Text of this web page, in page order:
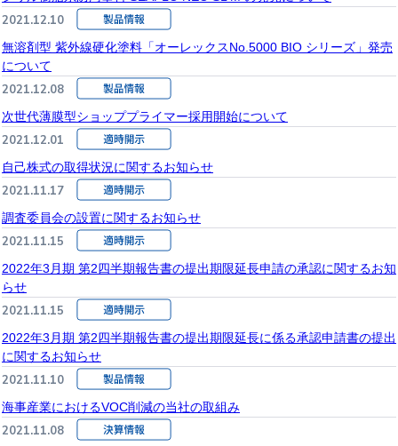
2021.12.10
無溶剤型 紫外線硬化塗料「オーレックスNo.5000 BIO シリーズ」発売
について
2021.12.08
次世代薄膜型ショッププライマー採用開始について
2021.12.01
自己株式の取得状況に関するお知らせ
2021.11.17
調査委員会の設置に関するお知らせ
2021.11.15
2022年3月期 第2四半期報告書の提出期限延長申請の承認に関するお知
らせ
2021.11.15
2022年3月期 第2四半期報告書の提出期限延長に係る承認申請書の提出
に関するお知らせ
2021.11.10
海事産業におけるVOC削減の当社の取組み
2021.11.08